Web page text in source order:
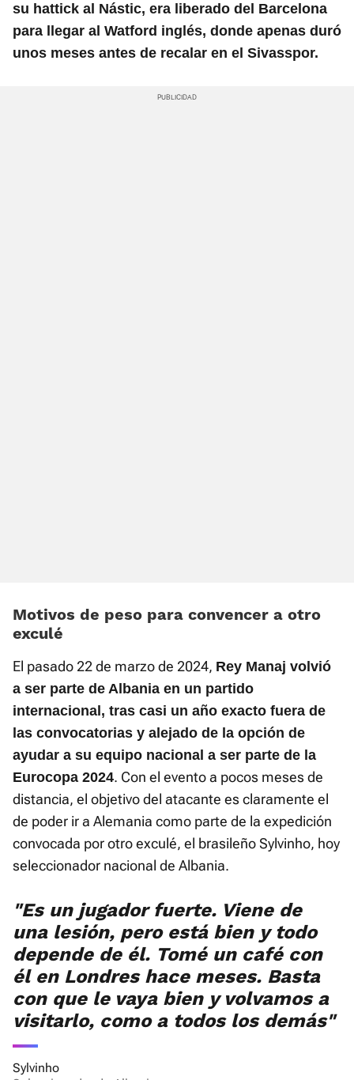
su hattick al Nástic, era liberado del Barcelona
para llegar al Watford inglés, donde apenas duró
unos meses antes de recalar en el Sivasspor.
Motivos de peso para convencer a otro
exculé
El pasado 22 de marzo de 2024, Rey Manaj volvió
a ser parte de Albania en un partido
internacional, tras casi un año exacto fuera de
las convocatorias y alejado de la opción de
ayudar a su equipo nacional a ser parte de la
Eurocopa 2024. Con el evento a pocos meses de
distancia, el objetivo del atacante es claramente el
de poder ir a Alemania como parte de la expedición
convocada por otro exculé, el brasileño Sylvinho, hoy
seleccionador nacional de Albania.
"Es un jugador fuerte. Viene de
una lesión, pero está bien y todo
depende de él. Tomé un café con
él en Londres hace meses. Basta
con que le vaya bien y volvamos a
visitarlo, como a todos los demás"
Sylvinho